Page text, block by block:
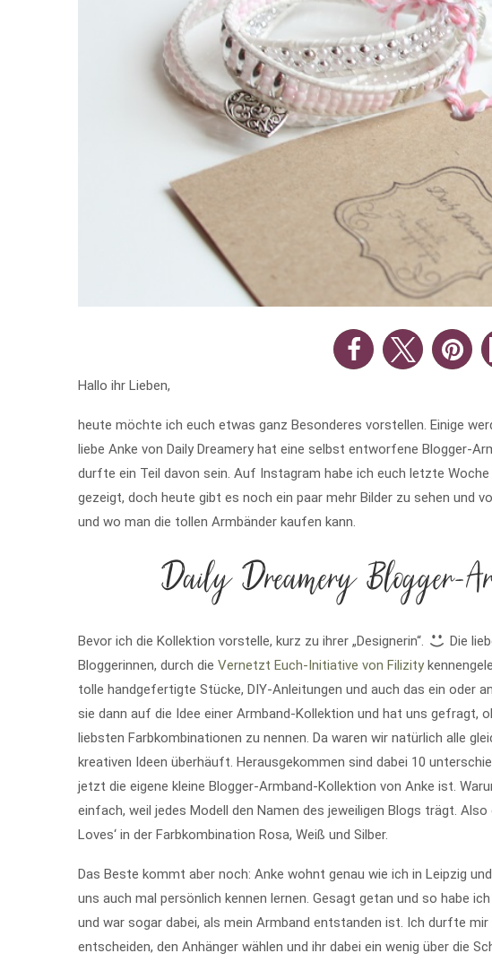
Hallo ihr Lieben,
heute möchte ich euch etwas ganz Besonderes vorstellen. Einige
liebe Anke von Daily Dreamery hat eine selbst entworfene Blogger-
durfte ein Teil davon sein. Auf Instagram habe ich euch letzte
gezeigt, doch heute gibt es noch ein paar mehr Bilder zu sehen und
und wo man die tollen Armbänder kaufen kann.
Daily Dreamery Blogger-
Bevor ich die Kollektion vorstelle, kurz zu ihrer „Designerin“.
Die
Bloggerinnen, durch die Vernetzt Euch-Initiative von Filizity
tolle handgefertigte Stücke, DIY-Anleitungen und auch das ein oder
sie dann auf die Idee einer Armband-Kollektion und hat uns gefragt,
liebsten Farbkombinationen zu nennen. Da waren wir natürlich alle
kreativen Ideen überhäuft. Herausgekommen sind dabei 10
jetzt die eigene kleine Blogger-Armband-Kollektion von Anke ist.
einfach, weil jedes Modell den Namen des jeweiligen Blogs trägt.
Loves‘ in der Farbkombination Rosa, Weiß und Silber.
Das Beste kommt aber noch: Anke wohnt genau wie ich in Leipzig
uns auch mal persönlich kennen lernen. Gesagt getan und so habe
und war sogar dabei, als mein Armband entstanden ist. Ich durfte
entscheiden, den Anhänger wählen und ihr dabei ein wenig über die